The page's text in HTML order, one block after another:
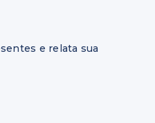
e relata sua